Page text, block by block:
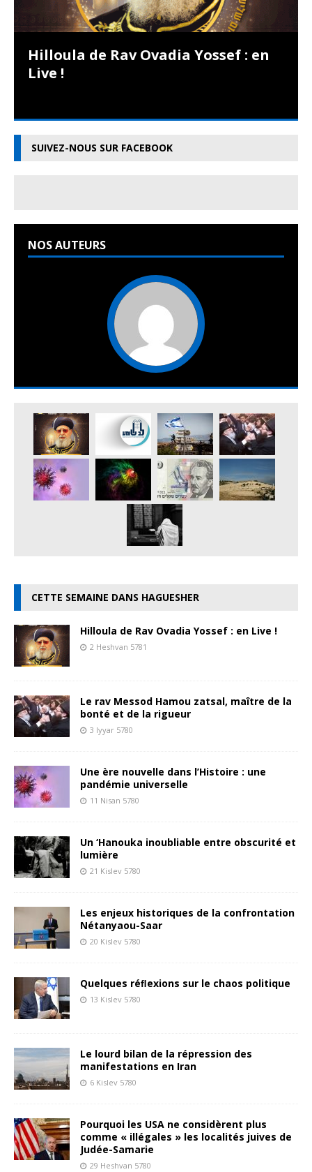
Hilloula de Rav Ovadia Yossef : en
Live !
SUIVEZ-NOUS SUR FACEBOOK
NOS AUTEURS
CETTE SEMAINE DANS HAGUESHER
Hilloula de Rav Ovadia Yossef : en Live !
2 Heshvan 5781
Le rav Messod Hamou zatsal, maître de la
bonté et de la rigueur
3 Iyyar 5780
Une ère nouvelle dans l’Histoire : une
pandémie universelle
11 Nisan 5780
Un ‘Hanouka inoubliable entre obscurité et
lumière
21 Kislev 5780
Les enjeux historiques de la confrontation
Nétanyaou-Saar
20 Kislev 5780
Quelques réﬂexions sur le chaos politique
13 Kislev 5780
Le lourd bilan de la répression des
manifestations en Iran
6 Kislev 5780
Pourquoi les USA ne considèrent plus
comme « illégales » les localités juives de
Judée-Samarie
29 Heshvan 5780